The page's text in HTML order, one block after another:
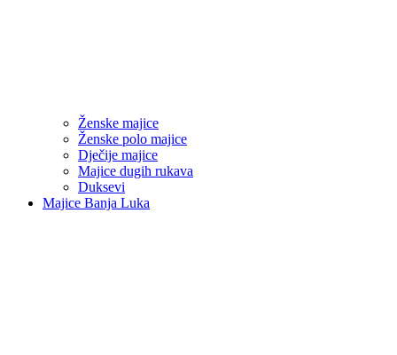
Ženske majice
Ženske polo majice
Dječije majice
Majice dugih rukava
Duksevi
Majice Banja Luka